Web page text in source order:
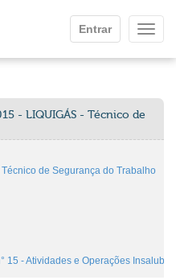
Entrar
- LIQUIGÁS - Técnico de
de Segurança do Trabalho
15 - Atividades e Operações